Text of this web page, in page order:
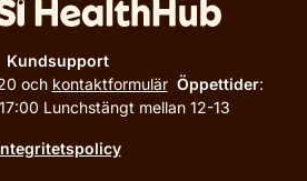
Kundsupport
och kontaktformulär Öppettider:
Lunchstängt mellan 12-13